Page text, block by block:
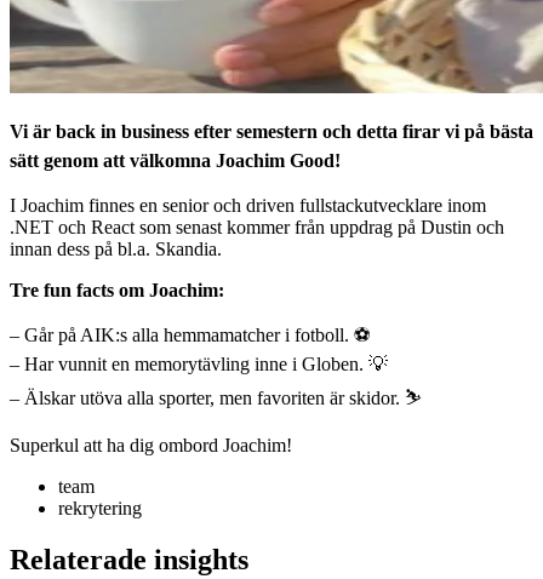
Vi är back in business efter semestern och detta firar vi på bästa
sätt genom att välkomna Joachim Good!
I Joachim finnes en senior och driven fullstackutvecklare inom
.NET och React som senast kommer från uppdrag på Dustin och
innan dess på bl.a. Skandia.
Tre fun facts om Joachim:
– Går på AIK:s alla hemmamatcher i fotboll. ⚽
– Har vunnit en memorytävling inne i Globen. 💡
– Älskar utöva alla sporter, men favoriten är skidor. ⛷
Superkul att ha dig ombord Joachim!
team
rekrytering
Relaterade insights